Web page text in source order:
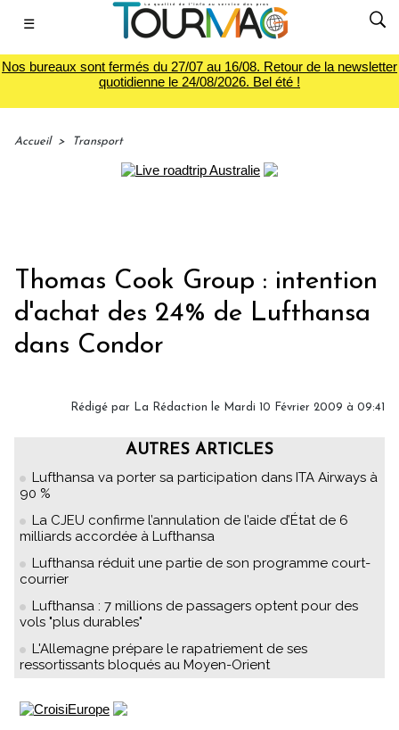
☰
Nos bureaux sont fermés du 27/07 au 16/08. Retour de la newsletter
quotidienne le 24/08/2026. Bel été !
Accueil > Transport
Thomas Cook Group : intention
d'achat des 24% de Lufthansa
dans Condor
Rédigé par La Rédaction le Mardi 10 Février 2009 à 09:41
AUTRES ARTICLES
Lufthansa va porter sa participation dans ITA Airways à
90 %
La CJEU confirme l’annulation de l’aide d’État de 6
milliards accordée à Lufthansa
Lufthansa réduit une partie de son programme court-
courrier
Lufthansa : 7 millions de passagers optent pour des
vols "plus durables"
L'Allemagne prépare le rapatriement de ses
ressortissants bloqués au Moyen-Orient